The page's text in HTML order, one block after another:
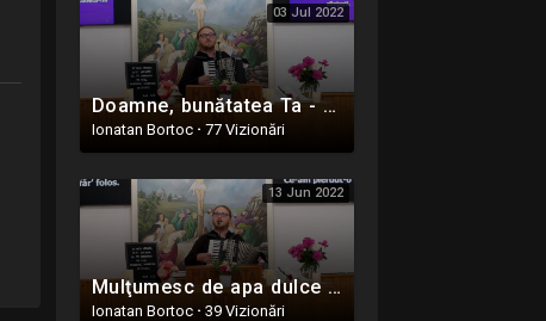
03 Jul 2022
Doamne, bunătatea Ta - Preot Adi Moteca - Oastea Domnului - Ighiel, Alba - 5 Iunie 2022
Ionatan Bortoc · 77 Vizionări
13 Jun 2022
Mulţumesc de apa dulce - Preot Adi Moteca - Oastea Domnului - Ighiel, Alba - 5 Iunie 2022
Ionatan Bortoc · 39 Vizionări